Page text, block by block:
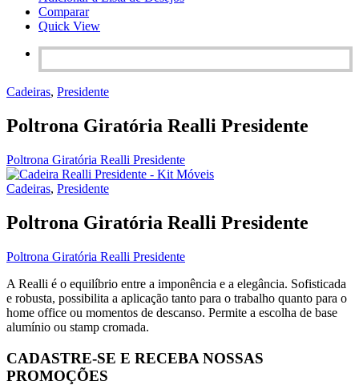
Comparar
Quick View
Cadeiras, Presidente
Poltrona Giratória Realli Presidente
Poltrona Giratória Realli Presidente
Cadeiras, Presidente
Poltrona Giratória Realli Presidente
Poltrona Giratória Realli Presidente
A Realli é o equilíbrio entre a imponência e a elegância. Sofisticada
e robusta, possibilita a aplicação tanto para o trabalho quanto para o
home office ou momentos de descanso. Permite a escolha de base
alumínio ou stamp cromada.
CADASTRE-SE E RECEBA NOSSAS
PROMOÇÕES